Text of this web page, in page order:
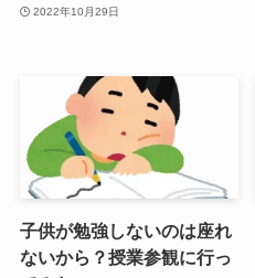
2022年10月29日
子供が勉強しないのは座れ
ないから？授業参観に行っ